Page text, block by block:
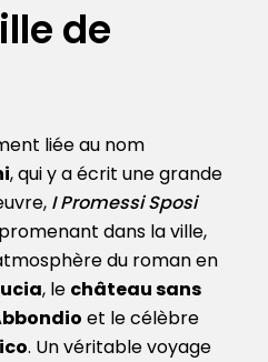
de
liée au nom
, qui y a écrit une grande
I Promessi Sposi
dans la ville,
du roman en
, le château sans
et le célèbre
. Un véritable voyage